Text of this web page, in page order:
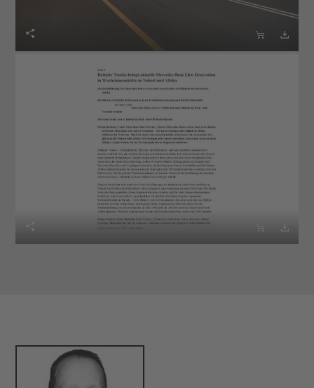
  
  